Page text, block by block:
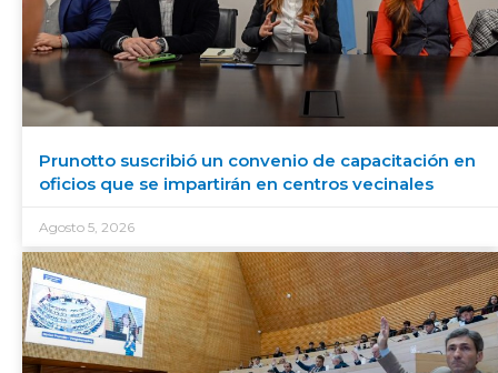
Prunotto suscribió un convenio de capacitación en
oficios que se impartirán en centros vecinales
Agosto 5, 2026